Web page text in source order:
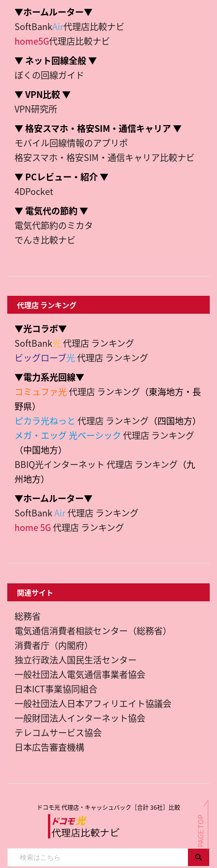
▼ホームルーター▼
SoftBankAir代理店比較ナビ
home5G代理店比較ナビ
▼ ネット回線全般 ▼
ぼくの回線ガイド
▼ VPN比較 ▼
VPN研究所
▼ 格安スマホ・格安SIM・通信キャリア ▼
モバイル回線情報のアプリポ
格安スマホ・格安SIM・通信キャリア比較ナビ
▼ PCレビュー・紹介 ▼
4DPocket
▼ 電気代の節約 ▼
電気代節約のミカタ
でんき比較ナビ
代理店 ランキング
▼光コラボ▼
SoftBank光代理店 ランキング
ビッグローブ光代理店 ランキング
▼電力系光回線▼
コミュファ光代理店 ランキング （東海地方・長
野県）
ピカラ光ねっと 代理店 ランキング （四国地方）
メガ・エッグ 光ベーシック 代理店 ランキング
（中国地方）
BBIQ光インターネット 代理店 ランキング （九
州地方）
▼ホームルーター▼
SoftBankAir代理店 ランキング
home 5G代理店 ランキング
関連サイト
総務省
電気通信消費者相談センター（総務省）
消費者庁（内閣府）
独立行政法人国民生活センター
一般社団法人電気通信事業者協会
日本ICT事業協同組合
一般社団法人日本アフィリエイト協議会
一般財団法人インターネット協会
テレコムサービス協会
日本広告審査機構
ドコモ光 代理店・キャッシュバック［合計 36社］比較
PAGE TOP